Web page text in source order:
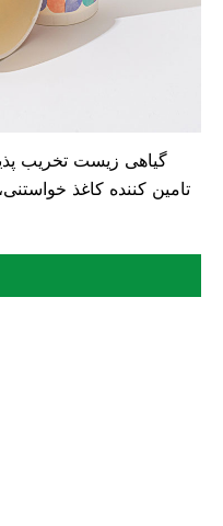
تامین کننده کاغذ